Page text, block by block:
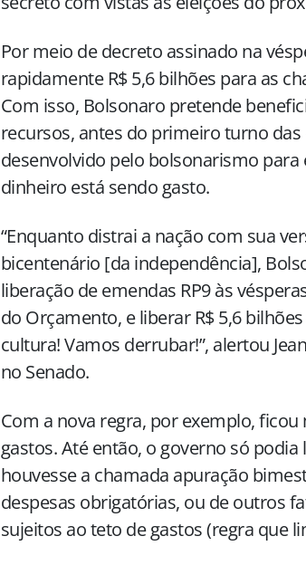
Por meio de decreto assinado na
rapidamente R$ 5,6 bilhões para as
Com isso, Bolsonaro pretende
recursos, antes do primeiro turno
desenvolvido pelo bolsonarismo
dinheiro está sendo gasto.
“Enquanto distrai a nação com sua
bicentenário [da independência],
liberação de emendas RP9 às
do Orçamento, e liberar R$ 5,6
cultura! Vamos derrubar!”, alertou
no Senado.
Com a nova regra, por exemplo,
gastos. Até então, o governo só
houvesse a chamada apuração
despesas obrigatórias, ou de outros
sujeitos ao teto de gastos (regra que